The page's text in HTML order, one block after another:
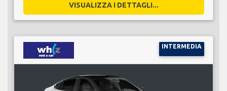
VISUALIZZA I DETTAGLI...
INTERMEDIA